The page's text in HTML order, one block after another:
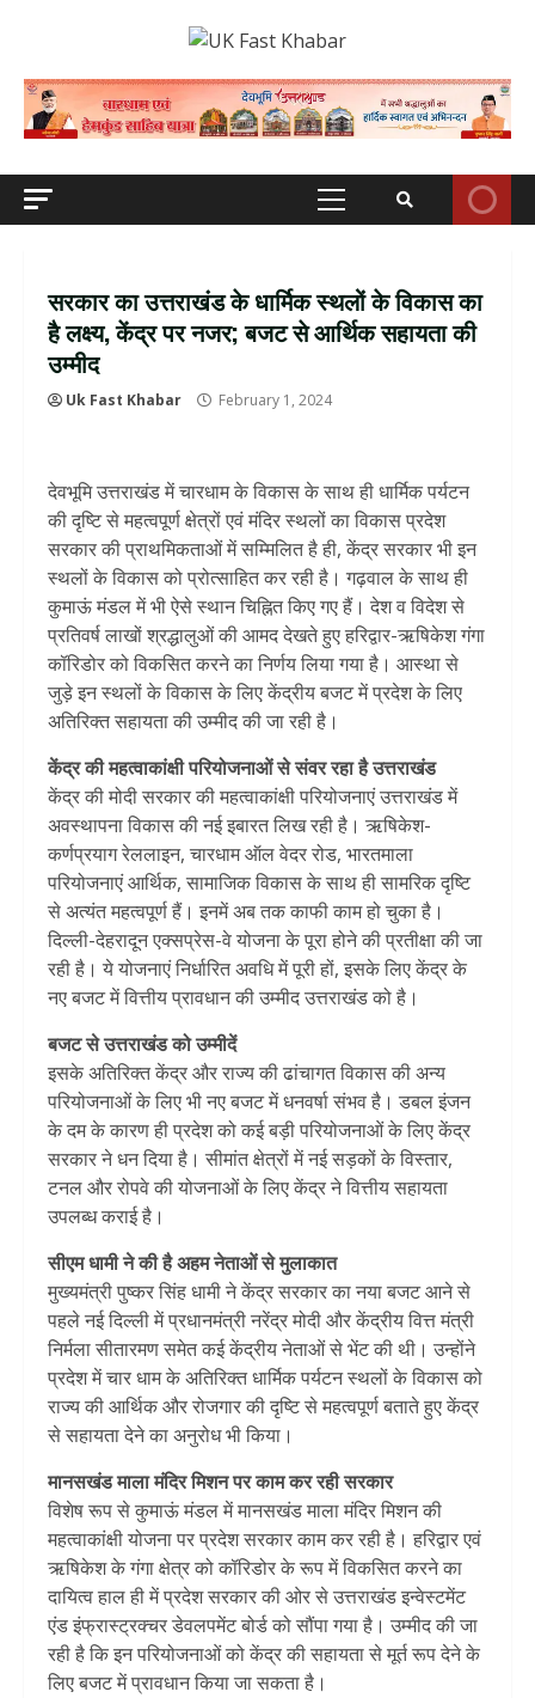
Primary
सरकार का उत्तराखंड के धार्मिक स्थलों के विकास का
है लक्ष्य, केंद्र पर नजर; बजट से आर्थिक सहायता की
उम्मीद
Uk Fast Khabar February 1, 2024
देवभूमि उत्तराखंड में चारधाम के विकास के साथ ही धार्मिक पर्यटन
की दृष्टि से महत्वपूर्ण क्षेत्रों एवं मंदिर स्थलों का विकास प्रदेश
सरकार की प्राथमिकताओं में सम्मिलित है ही, केंद्र सरकार भी इन
स्थलों के विकास को प्रोत्साहित कर रही है। गढ़वाल के साथ ही
कुमाऊं मंडल में भी ऐसे स्थान चिह्नित किए गए हैं। देश व विदेश से
प्रतिवर्ष लाखों श्रद्धालुओं की आमद देखते हुए हरिद्वार-ऋषिकेश गंगा
कॉरिडोर को विकसित करने का निर्णय लिया गया है। आस्था से
जुड़े इन स्थलों के विकास के लिए केंद्रीय बजट में प्रदेश के लिए
अतिरिक्त सहायता की उम्मीद की जा रही है।
केंद्र की महत्वाकांक्षी परियोजनाओं से संवर रहा है उत्तराखंड
केंद्र की मोदी सरकार की महत्वाकांक्षी परियोजनाएं उत्तराखंड में
अवस्थापना विकास की नई इबारत लिख रही है। ऋषिकेश-
कर्णप्रयाग रेललाइन, चारधाम ऑल वेदर रोड, भारतमाला
परियोजनाएं आर्थिक, सामाजिक विकास के साथ ही सामरिक दृष्टि
से अत्यंत महत्वपूर्ण हैं। इनमें अब तक काफी काम हो चुका है।
दिल्ली-देहरादून एक्सप्रेस-वे योजना के पूरा होने की प्रतीक्षा की जा
रही है। ये योजनाएं निर्धारित अवधि में पूरी हों, इसके लिए केंद्र के
नए बजट में वित्तीय प्रावधान की उम्मीद उत्तराखंड को है।
बजट से उत्तराखंड को उम्मीदें
इसके अतिरिक्त केंद्र और राज्य की ढांचागत विकास की अन्य
परियोजनाओं के लिए भी नए बजट में धनवर्षा संभव है। डबल इंजन
के दम के कारण ही प्रदेश को कई बड़ी परियोजनाओं के लिए केंद्र
सरकार ने धन दिया है। सीमांत क्षेत्रों में नई सड़कों के विस्तार,
टनल और रोपवे की योजनाओं के लिए केंद्र ने वित्तीय सहायता
उपलब्ध कराई है।
सीएम धामी ने की है अहम नेताओं से मुलाकात
मुख्यमंत्री पुष्कर सिंह धामी ने केंद्र सरकार का नया बजट आने से
पहले नई दिल्ली में प्रधानमंत्री नरेंद्र मोदी और केंद्रीय वित्त मंत्री
निर्मला सीतारमण समेत कई केंद्रीय नेताओं से भेंट की थी। उन्होंने
प्रदेश में चार धाम के अतिरिक्त धार्मिक पर्यटन स्थलों के विकास को
राज्य की आर्थिक और रोजगार की दृष्टि से महत्वपूर्ण बताते हुए केंद्र
से सहायता देने का अनुरोध भी किया।
मानसखंड माला मंदिर मिशन पर काम कर रही सरकार
विशेष रूप से कुमाऊं मंडल में मानसखंड माला मंदिर मिशन की
महत्वाकांक्षी योजना पर प्रदेश सरकार काम कर रही है। हरिद्वार एवं
ऋषिकेश के गंगा क्षेत्र को कॉरिडोर के रूप में विकसित करने का
दायित्व हाल ही में प्रदेश सरकार की ओर से उत्तराखंड इन्वेस्टमेंट
एंड इंफ्रास्ट्रक्चर डेवलपमेंट बोर्ड को सौंपा गया है। उम्मीद की जा
रही है कि इन परियोजनाओं को केंद्र की सहायता से मूर्त रूप देने के
लिए बजट में प्रावधान किया जा सकता है।